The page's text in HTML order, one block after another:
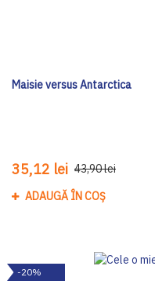
Maisie versus Antarctica
35,12 lei 43,90 lei
ADAUGĂ ÎN COȘ
-20%